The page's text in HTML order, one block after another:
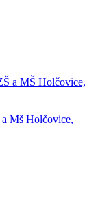
a MŠ Holčovice,
a Mš Holčovice,